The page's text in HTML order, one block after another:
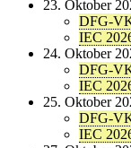
23. Oktober
DFG-
IEC
24. Oktober
DFG-
IEC
25. Oktober
DFG-
IEC